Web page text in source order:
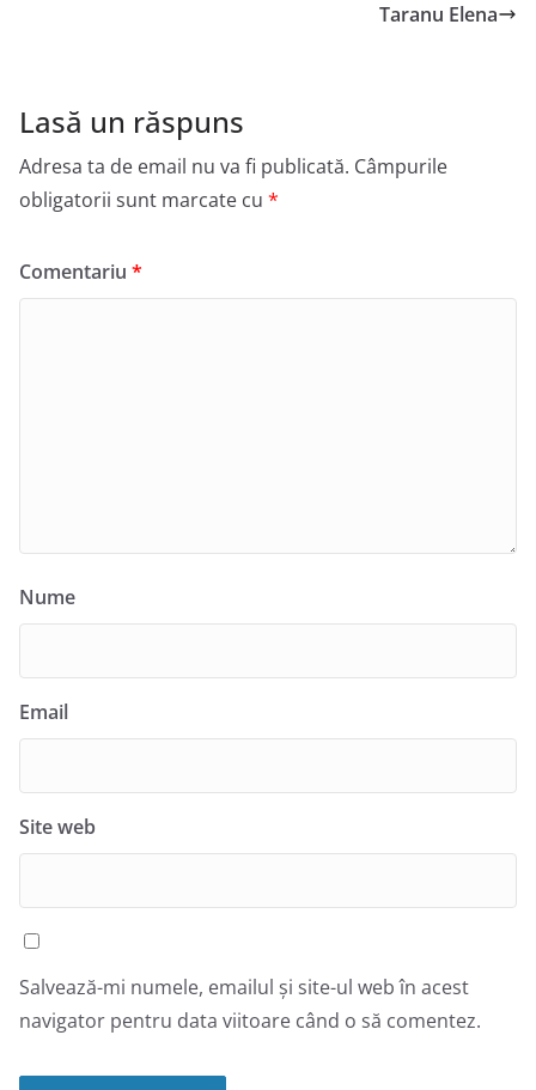
Taranu Elena
Lasă un răspuns
Adresa ta de email nu va fi publicată. Câmpurile
obligatorii sunt marcate cu *
Comentariu *
Nume
Email
Site web
Salvează-mi numele, emailul și site-ul web în acest
navigator pentru data viitoare când o să comentez.